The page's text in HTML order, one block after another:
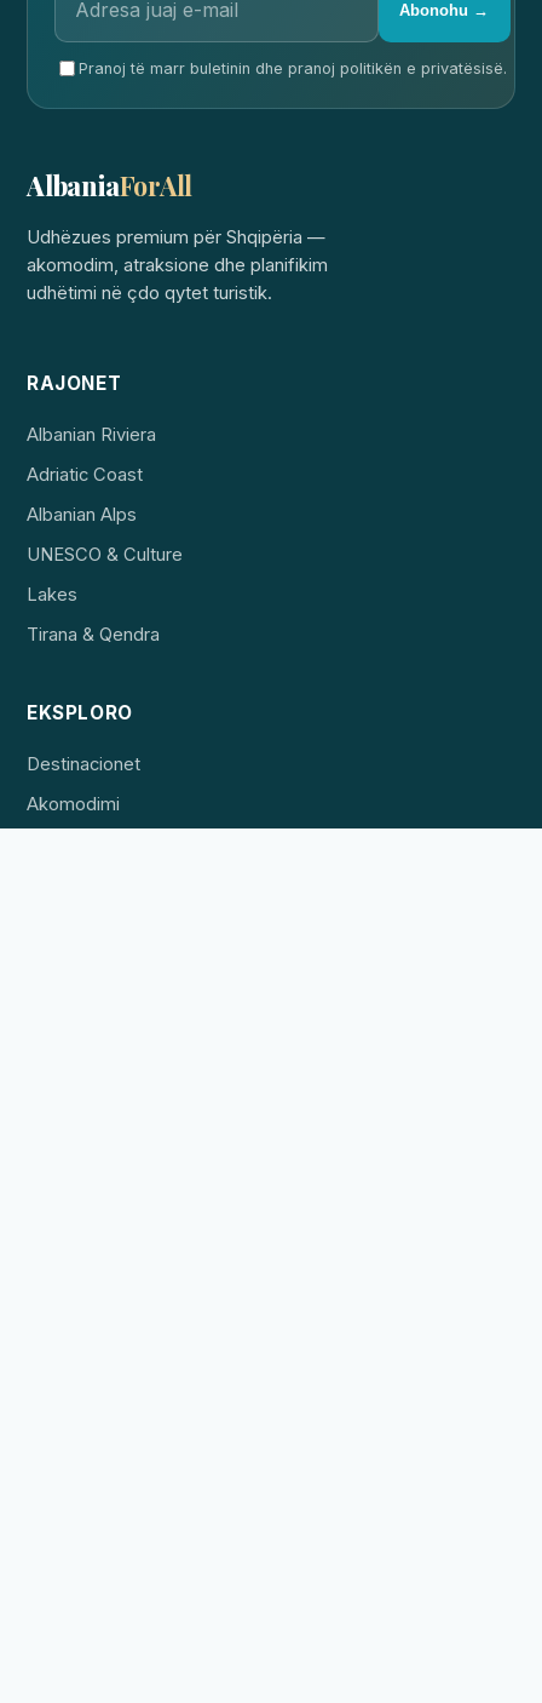
Abonohu →
Pranoj të marr buletinin dhe pranoj politikën e privatësisë.
AlbaniaForAll
Udhëzues premium për Shqipëria —
akomodim, atraksione dhe planifikim
udhëtimi në çdo qytet turistik.
RAJONET
Albanian Riviera
Adriatic Coast
Albanian Alps
UNESCO & Culture
Lakes
Tirana & Qendra
EKSPLORO
Destinacionet
Akomodimi